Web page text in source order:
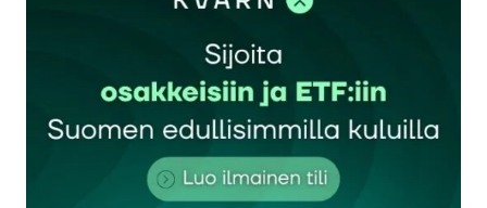
Sähköpostiosoitettasi ei julkaista.Pakolliset
kentät on merkitty*